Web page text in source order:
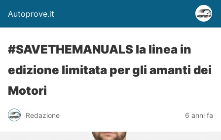
Autoprove.it
#SAVETHEMANUALS la linea in
edizione limitata per gli amanti dei
Motori
Redazione 6 anni fa